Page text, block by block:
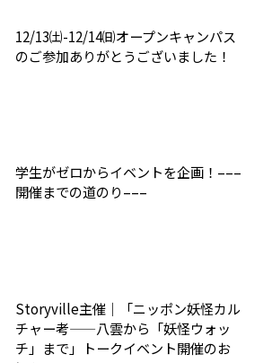
12/13㈯-12/14㈰オープンキャンパス
のご参加ありがとうございました！
学生がゼロからイベントを企画！–––
開催までの道のり–––
Storyville主催｜「ニッポン妖怪カル
チャー考——八雲から「妖怪ウォッ
チ」まで」トークイベント開催のお